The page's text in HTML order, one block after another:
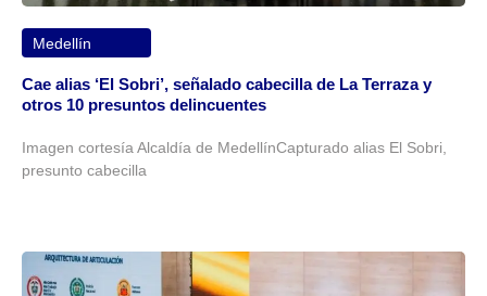
Medellín
Cae alias ‘El Sobri’, señalado cabecilla de La Terraza y
otros 10 presuntos delincuentes
Imagen cortesía Alcaldía de MedellínCapturado alias El Sobri,
presunto cabecilla